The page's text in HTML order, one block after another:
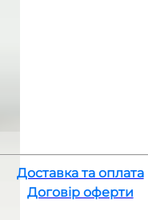
Доставка та оплата
Договір оферти